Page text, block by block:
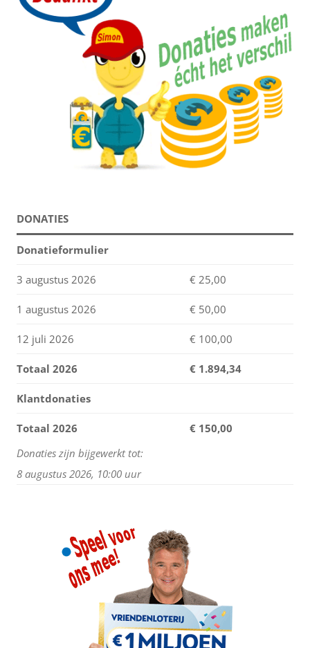
DONATIES
Donatieformulier
3 augustus 2026 € 25,00
1 augustus 2026 € 50,00
12 juli 2026 € 100,00
Totaal 2026 € 1.894,34
Klantdonaties
Totaal 2026
€ 150,00
Donaties zijn bijgewerkt tot:
8 augustus 2026, 10:00 uur